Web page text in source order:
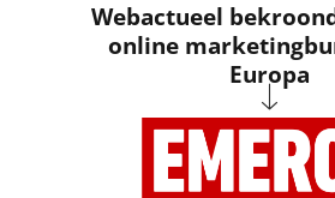
Webactueel
online
Europa